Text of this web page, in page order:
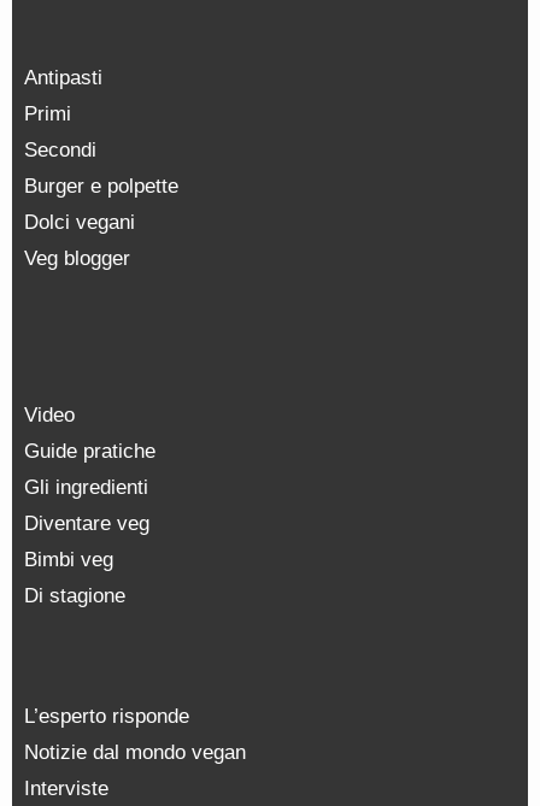
Antipasti
Primi
Secondi
Burger e polpette
Dolci vegani
Veg blogger
Video
Guide pratiche
Gli ingredienti
Diventare veg
Bimbi veg
Di stagione
L’esperto risponde
Notizie dal mondo vegan
Interviste